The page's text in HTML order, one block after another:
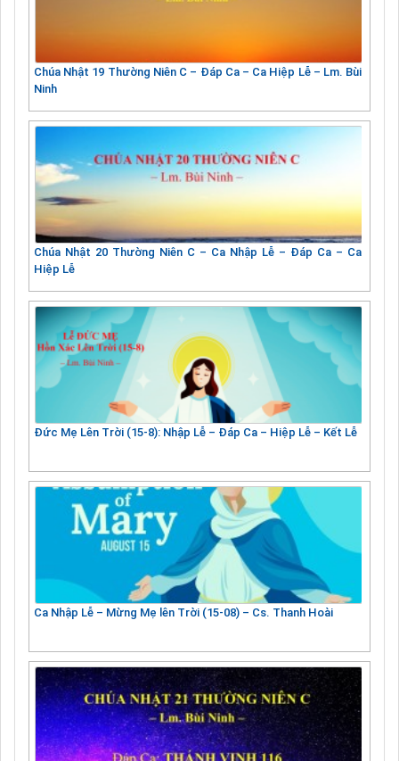
Chúa Nhật 19 Thường Niên C – Đáp Ca – Ca Hiệp Lễ – Lm. Bùi
Ninh
Chúa Nhật 20 Thường Niên C – Ca Nhập Lễ – Đáp Ca – Ca
Hiệp Lễ
Đức Mẹ Lên Trời (15-8): Nhập Lễ – Đáp Ca – Hiệp Lễ – Kết Lễ
Ca Nhập Lễ – Mừng Mẹ lên Trời (15-08) – Cs. Thanh Hoài